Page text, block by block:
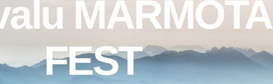
MARMOTA
FEST